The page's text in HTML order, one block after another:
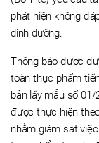
phát hiện không
dinh dưỡng.
Thông báo được
toàn thực phẩm
bản lấy mẫu số
được thực hiện
nhằm giám sát